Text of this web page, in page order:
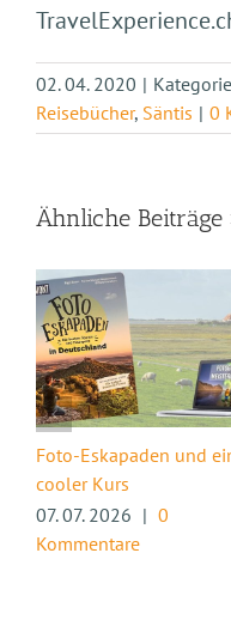
02. 04. 2020 |
Reisebücher, Säntis | 0
Ähnliche Beiträge
Foto-Eskapaden und
cooler Kurs
07. 07. 2026 | 0
Kommentare